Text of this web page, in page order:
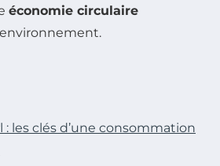
économie circulaire
: les clés d’une consommation